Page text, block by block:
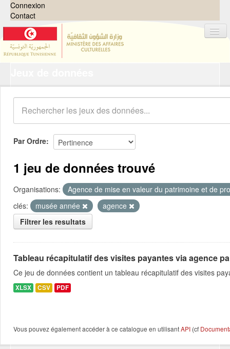
Connexion
Contact
Organisations
Groupes
Demandes 0
À propos
Par Ordre
1 jeu de données trouvé
Organisations:
Agence de mise en valeur du patrimoine et de
clés:
musée année
agence
Filtrer les resultats
Tableau récapitulatif des visites payantes via agence
Ce jeu de données contient un tableau récapitulatif des visites
XLSX CSV PDF
Vous pouvez également accéder à ce catalogue en utilisantAPI (cf